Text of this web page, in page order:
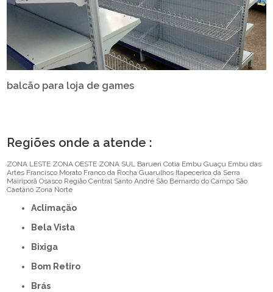
balcão para loja de games
Regiões onde a atende :
ZONA LESTE ZONA OESTE ZONA SUL Barueri Cotia Embu Guaçu Embu das
Artes Francisco Morato Franco da Rocha Guarulhos Itapecerica da Serra
Mairiporã Osasco Região Central Santo André São Bernardo do Campo São
Caetano Zona Norte
Aclimação
Bela Vista
Bixiga
Bom Retiro
Brás